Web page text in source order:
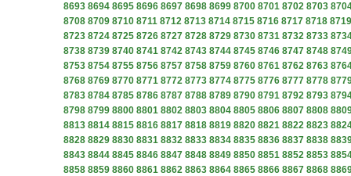
8693 8694 8695 8696 8697 8698 8699 8700 8701 8702 8703
8708 8709 8710 8711 8712 8713 8714 8715 8716 8717 8718 8719
8723 8724 8725 8726 8727 8728 8729 8730 8731 8732 8733
8738 8739 8740 8741 8742 8743 8744 8745 8746 8747 8748
8753 8754 8755 8756 8757 8758 8759 8760 8761 8762 8763
8768 8769 8770 8771 8772 8773 8774 8775 8776 8777 8778
8783 8784 8785 8786 8787 8788 8789 8790 8791 8792 8793
8798 8799 8800 8801 8802 8803 8804 8805 8806 8807 8808
8813 8814 8815 8816 8817 8818 8819 8820 8821 8822 8823
8828 8829 8830 8831 8832 8833 8834 8835 8836 8837 8838
8843 8844 8845 8846 8847 8848 8849 8850 8851 8852 8853
8858 8859 8860 8861 8862 8863 8864 8865 8866 8867 8868